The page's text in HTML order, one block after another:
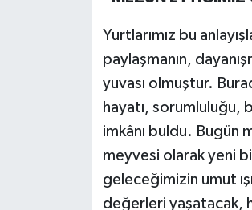
Yurtlarımız bu
paylaşmanın,
yuvası olmuştur.
hayatı, sorumluluğu,
imkânı buldu.
meyvesi olarak yeni
geleceğimizin umut
değerleri yaşatacak,